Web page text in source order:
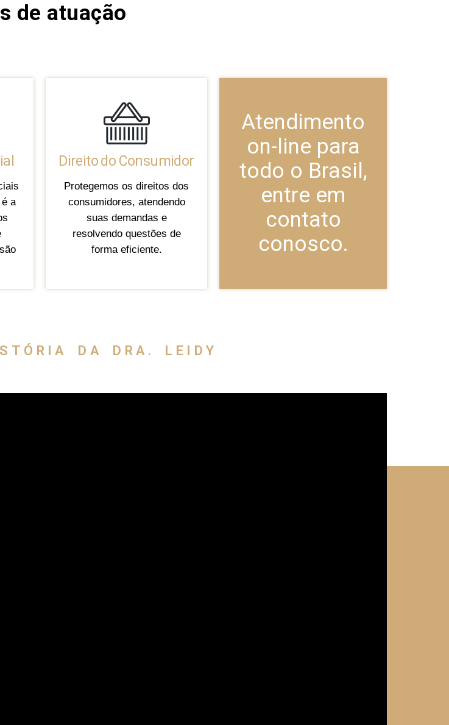
de atuação
a
Direito do Consumidor
Protegemos os direitos dos
consumidores, atendendo
suas demandas e
resolvendo questões de
forma eficiente.
Atendimento
on-line para
todo o Brasil,
entre em
contato
conosco.
DA DRA. LEIDY